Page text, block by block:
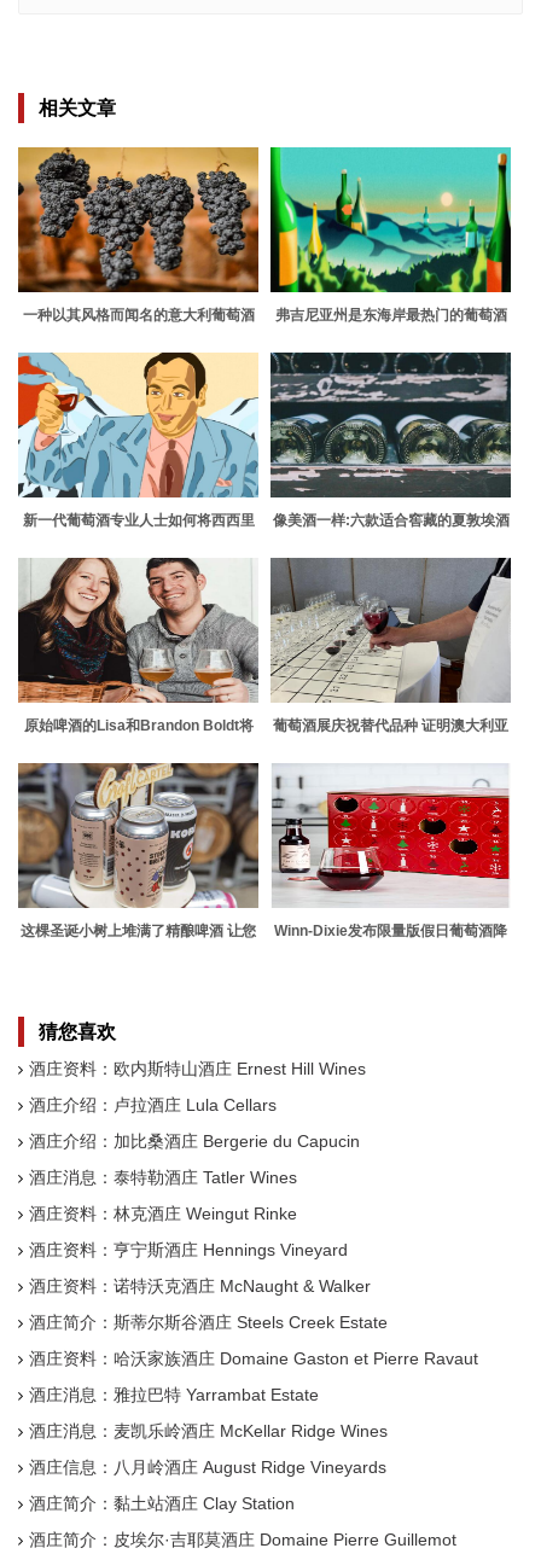
相关文章
一种以其风格而闻名的意大利葡萄酒
弗吉尼亚州是东海岸最热门的葡萄酒
新一代葡萄酒专业人士如何将西西里
产区
像美酒一样:六款适合窖藏的夏敦埃酒
原始啤酒的Lisa和Brandon Boldt将
葡萄酒展庆祝替代品种 证明澳大利亚
这棵圣诞小树上堆满了精酿啤酒 让您
Winn-Dixie发布限量版假日葡萄酒降
猜您喜欢
酒庄资料：欧内斯特山酒庄 Ernest Hill Wines
酒庄介绍：卢拉酒庄 Lula Cellars
酒庄介绍：加比桑酒庄 Bergerie du Capucin
酒庄消息：泰特勒酒庄 Tatler Wines
酒庄资料：林克酒庄 Weingut Rinke
酒庄资料：亨宁斯酒庄 Hennings Vineyard
酒庄资料：诺特沃克酒庄 McNaught & Walker
酒庄简介：斯蒂尔斯谷酒庄 Steels Creek Estate
酒庄资料：哈沃家族酒庄 Domaine Gaston et Pierre Ravaut
酒庄消息：雅拉巴特 Yarrambat Estate
酒庄消息：麦凯乐岭酒庄 McKellar Ridge Wines
酒庄信息：八月岭酒庄 August Ridge Vineyards
酒庄简介：黏土站酒庄 Clay Station
酒庄简介：皮埃尔·吉耶莫酒庄 Domaine Pierre Guillemot